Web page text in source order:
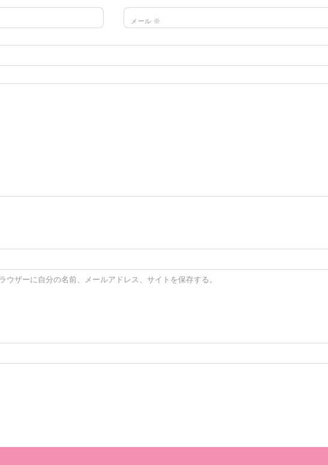
メール ※
ウザーに自分の名前、メールアドレス、サイトを保存する。